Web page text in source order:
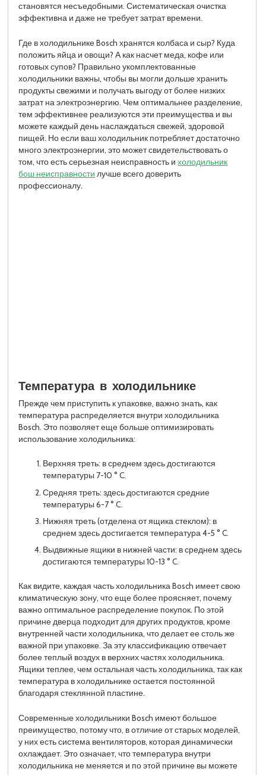
становятся несъедобными. Систематическая очистка
эффективна и даже не требует затрат времени.
Где в холодильнике Bosch хранятся колбаса и сыр? Куда
положить яйца и овощи? А как насчет меда, кофе или
готовых супов? Правильно укомплектованные
холодильники важны, чтобы вы могли дольше хранить
продукты свежими и получать выгоду от более низких
затрат на электроэнергию. Чем оптимальнее разделение,
тем эффективнее реализуются эти преимущества и вы
можете каждый день наслаждаться свежей, здоровой
пищей. Но если ваш холодильник потребляет достаточно
много электроэнергии, это может свидетельствовать о
том, что есть серьезная неисправность ихолодильник
бош неисправности лучше всего доверить
профессионалу.
Температура в холодильнике
Прежде чем приступить к упаковке, важно знать, как
температура распределяется внутри холодильника
Bosch. Это позволяет еще больше оптимизировать
использование холодильника:
Верхняя треть: в среднем здесь достигаются
температуры 7-10 ° C.
Средняя треть: здесь достигаются средние
температуры 6-7 ° C.
Нижняя треть (отделена от ящика стеклом): в
среднем здесь достигается температура 4-5 ° C.
Выдвижные ящики в нижней части: в среднем здесь
достигаются температуры 10-13 ° C.
Как видите, каждая часть холодильника Bosch имеет свою
климатическую зону, что еще более проясняет, почему
важно оптимальное распределение покупок. По этой
причине дверца подходит для других продуктов, кроме
внутренней части холодильника, что делает ее столь же
важной при упаковке. За эту классификацию отвечает
более теплый воздух в верхних частях холодильника.
Ящики теплее, чем остальная часть холодильника, так как
температура в холодильнике остается постоянной
благодаря стеклянной пластине.
Современные холодильники Bosch имеют большое
преимущество, потому что, в отличие от старых моделей,
у них есть система вентиляторов, которая динамически
охлаждает. Это означает, что температура внутри
холодильника не меняется и по этой причине вы можете